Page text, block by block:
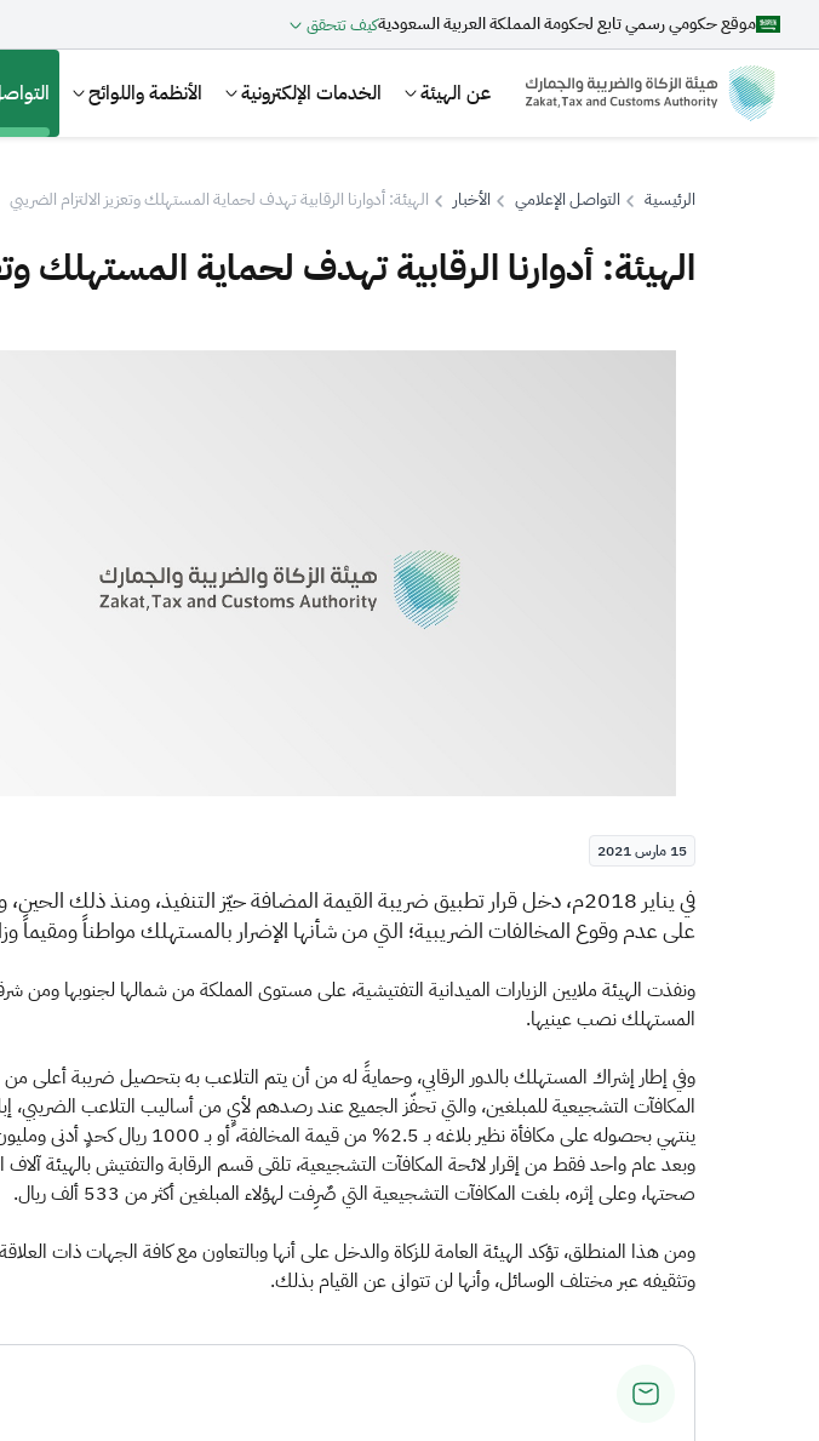
موقع حكومي رسمي تابع لحكومة المملكة العربية السعوديةكيف تتحقق
عن الهيئة الخدمات الإلكترونية الأنظمة واللوائح
بحث
الرئيسية التواصل الإعلامي الأخبار الهيئة: أدوارنا الرقابية تهدف لحماية المستهلك وتعزيز الالتزام الضريبي
الهيئة: أدوارنا الرقابية تهدف لحماية المستهلك
15 مارس 2021
​​في يناير 2018م، دخل قرار تطبيق ضريبة القيمة المضافة حيّز التنفيذ، ومنذ ذلك
على عدم وقوع المخالفات الضريبية؛ التي من شأنها الإضرار بالمستهلك مواطناً ومقيماً
المستهلك نصب عينيها.
وفي إطار إشراك المستهلك بالدور الرقابي، وحمايةً له من أن يتم التلاعب به بتحصيل ضريبة أعلى
المكافآت التشجيعية للمبلغين، والتي تحفّز الجميع عند رصدهم لأيٍ من أساليب التلاعب الضريبي،
ينتهي بحصوله على مكافأة نظير بلاغه بـ 2.5% من قيمة المخالفة، أو بـ 1000 ريال كحدٍ أدنى ومليون ريال كحد أقصى.
صحتها، وعلى إثره، بلغت المكافآت التشجيعية التي صٌرِفت لهؤلاء المبلغين أكثر من 533 ألف ريال.
ومن هذا المنطلق، تؤكد الهيئة العامة للزكاة والدخل على أنها وبالتعاون مع كافة الجهات ذات
وتثقيفه عبر مختلف الوسائل، وأنها لن تتوانى عن القيام بذلك.​